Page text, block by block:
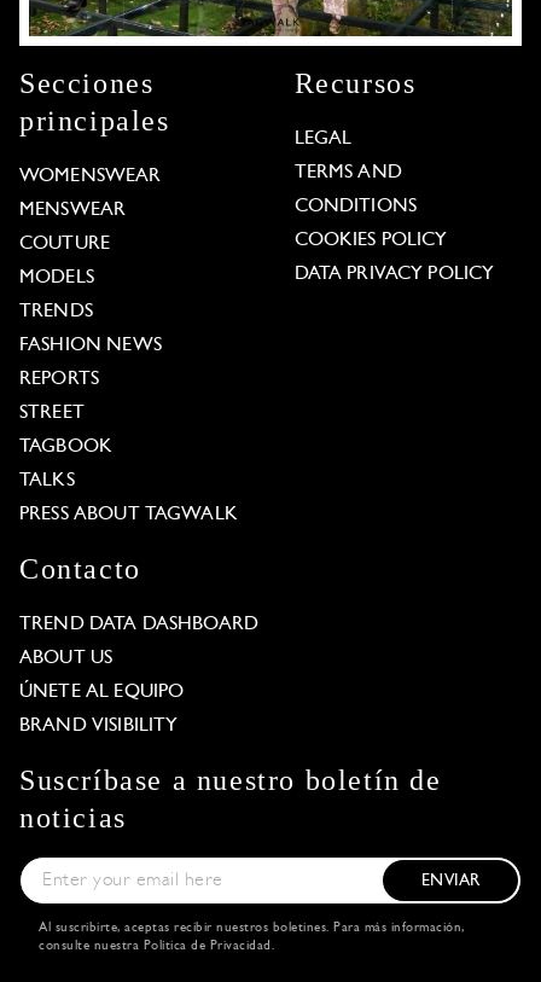
Secciones
principales
WOMENSWEAR
MENSWEAR
COUTURE
MODELS
TRENDS
FASHION NEWS
REPORTS
STREET
TAGBOOK
TALKS
PRESS ABOUT TAGWALK
Recursos
LEGAL
TERMS AND
CONDITIONS
COOKIES POLICY
DATA PRIVACY POLICY
Contacto
TREND DATA DASHBOARD
ABOUT US
ÚNETE AL EQUIPO
BRAND VISIBILITY
Suscríbase a nuestro boletín de
noticias
ENVIAR
Al suscribirte, aceptas recibir nuestros boletines. Para más información,
consulte nuestra Política de Privacidad .